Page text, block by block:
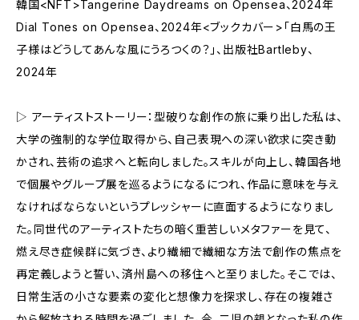
韓国<NFT>Tangerine Daydreams on Opensea、2024年
Dial Tones on Opensea、2024年<ブックカバー>「白馬の王
子様はどうしてあんな風にうろつくの？」、出版社Bartleby、
2024年
▷ アーティストストーリー：型破りな創作の旅に乗り出した私は、
大学の強制的な学位取得から、自己表現への深い欲求に突き動
かされ、芸術の追求へと転向しました。スキルが向上し、韓国各地
で個展やグループ展を巡るようになるにつれ、作品に意味を与え
なければならないというプレッシャーに直面するようになりまし
た。同世代のアーティストたちの暗く重苦しいメタファーを見て、
燃え尽き症候群に気づき、より繊細で繊細な方法で創作の焦点を
再定義しようと誓い、済州島への移住へと至りました。そこでは、
日常生活の小さな要素の変化と想像力を探求し、存在の複雑さ